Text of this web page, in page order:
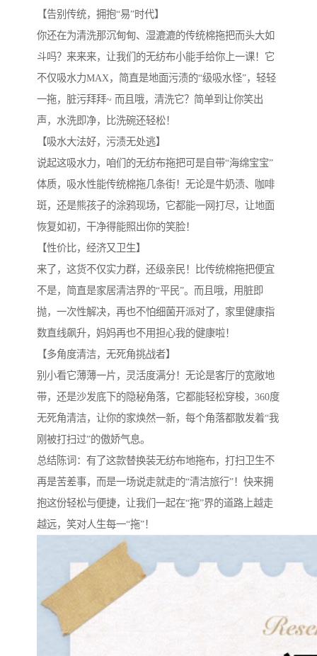
【告别传统，拥抱“易”时代】
你还在为清洗那沉甸甸、湿漉漉的传统棉拖把而头大如
斗吗？来来来，让我们的无纺布小能手给你上一课！它
不仅吸水力MAX，简直是地面污渍的“级吸水怪”，轻轻
一拖，脏污拜拜~ 而且哦，清洗它？简单到让你笑出
声，水洗即净，比洗碗还轻松！
【吸水大法好，污渍无处逃】
说起这吸水力，咱们的无纺布拖把可是自带“海绵宝宝”
体质，吸水性能传统棉拖几条街！无论是牛奶渍、咖啡
斑，还是熊孩子的涂鸦现场，它都能一网打尽，让地面
恢复如初，干净得能照出你的笑脸！
【性价比，经济又卫生】
来了，这货不仅实力群，还级亲民！比传统棉拖把便宜
不是，简直是家居清洁界的“平民”。而且哦，用脏即
抛，一次性解决，再也不怕细菌开派对了，家里健康指
数直线飙升，妈妈再也不用担心我的健康啦！
【多角度清洁，无死角挑战者】
别小看它薄薄一片，灵活度满分！无论是客厅的宽敞地
带，还是沙发底下的隐秘角落，它都能轻松穿梭， 360度
无死角清洁，让你的家焕然一新，每个角落都散发着“我
刚被打扫过”的傲娇气息。
总结陈词：有了这款替换装无纺布地拖布，打扫卫生不
再是苦差事，而是一场说走就走的“清洁旅行”！快来拥
抱这份轻松与便捷，让我们一起在“拖”界的道路上越走
越远，笑对人生每一“拖”！